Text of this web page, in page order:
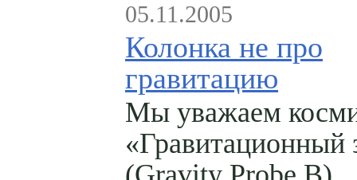
05.11.2005
Колонка не про
гравитацию
Мы уважаем
«Гравитационный